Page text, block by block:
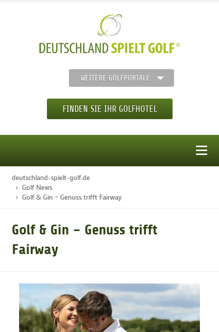
WEITERE GOLFPORTALE
FINDEN SIE IHR GOLFHOTEL
STARTSEITE
GOLFARRANGEMENTS
GOLF & WOMO
deutschland-spielt-golf.de
Golf News
Golf & Gin – Genuss trifft Fairway
Golf & Gin – Genuss trifft
Fairway